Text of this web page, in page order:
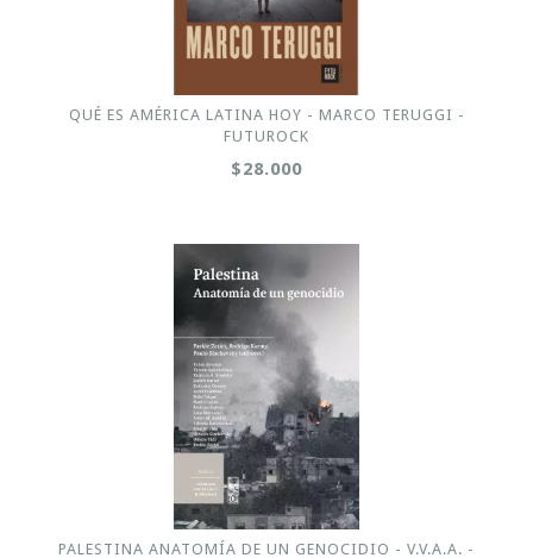
QUÉ ES AMÉRICA LATINA HOY - MARCO TERUGGI -
FUTUROCK
$28.000
PALESTINA ANATOMÍA DE UN GENOCIDIO - V.V.A.A. -